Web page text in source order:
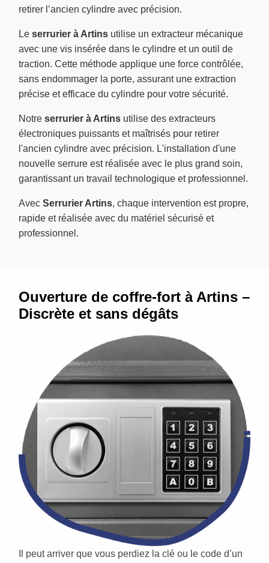
retirer l’ancien cylindre avec précision.
Le serrurier à Artins utilise un extracteur mécanique
avec une vis insérée dans le cylindre et un outil de
traction. Cette méthode applique une force contrôlée,
sans endommager la porte, assurant une extraction
précise et efficace du cylindre pour votre sécurité.
Notre serrurier à Artins utilise des extracteurs
électroniques puissants et maîtrisés pour retirer
l'ancien cylindre avec précision. L'installation d'une
nouvelle serrure est réalisée avec le plus grand soin,
garantissant un travail technologique et professionnel.
Avec Serrurier Artins, chaque intervention est propre,
rapide et réalisée avec du matériel sécurisé et
professionnel.
Ouverture de coffre-fort à Artins –
Discrète et sans dégâts
Il peut arriver que vous perdiez la clé ou le code d’un